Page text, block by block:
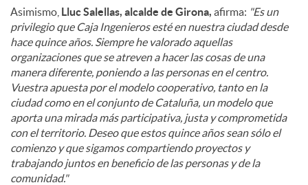
Asimismo, Lluc Salellas, alcalde de Girona, afirma: "Es un
privilegio que Caja Ingenieros esté en nuestra ciudad desde
hace quince años. Siempre he valorado aquellas
organizaciones que se atreven a hacer las cosas de una
manera diferente, poniendo a las personas en el centro.
Vuestra apuesta por el modelo cooperativo, tanto en la
ciudad como en el conjunto de Cataluña, un modelo que
aporta una mirada más participativa, justa y comprometida
con el territorio. Deseo que estos quince años sean sólo el
comienzo y que sigamos compartiendo proyectos y
trabajando juntos en beneficio de las personas y de la
comunidad."